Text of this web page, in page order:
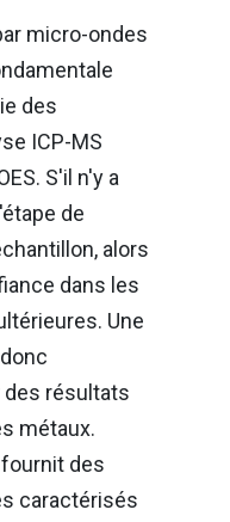
micro-ondes
des
ICP-MS
S'il n'y a
de
alors
dans les
Une
résultats
métaux.
des
caractérisés